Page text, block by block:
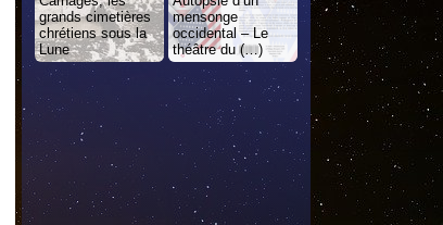
grands cimetières
chrétiens sous la
Lune
mensonge
occidental – Le
théâtre du (…)